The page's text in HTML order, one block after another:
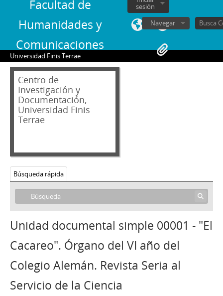
Facultad de
Humanidades y
Comunicaciones
sesión
Navegar
Universidad Finis Terrae
Centro de
Investigación y
Documentación,
Universidad Finis
Terrae
Búsqueda rápida
Unidad documental simple 00001 - "El
Cacareo". Órgano del VI año del
Colegio Alemán. Revista Seria al
Servicio de la Ciencia
02 - Archivos personales
JAR - Jorge Alessandri Rodríguez
FBS - Francisco Bulnes Sanfuentes
SCS - Sergio Covarrubias Sanhueza
GIF - Gonzalo Izquierdo Fernández
SOJR - Sergio Onofre Jarpa Reyes
RKV - Roberto Tomás Kelly Vásquez
RVA - Rafael Valdivieso Ariztía
FMA - Fernando Matthei Aubel